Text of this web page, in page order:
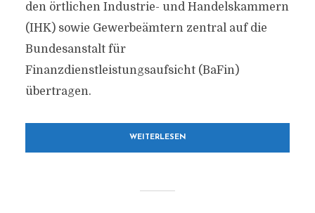
den örtlichen Industrie- und Handelskammern
(IHK) sowie Gewerbeämtern zentral auf die
Bundesanstalt für
Finanzdienstleistungsaufsicht (BaFin)
übertragen.
WEITERLESEN